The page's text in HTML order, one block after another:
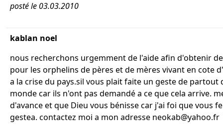
posté le 03.03.2010
kablan noel
nous recherchons urgemment de l'aide afin d'obtenir
pour les orphelins de pères et de mères vivant en cote
a la crise du pays.sil vous plait faite un geste de partout
monde car ils n'ont pas demandé a ce que cela arrive.
d'avance et que Dieu vous bénisse car j'ai foi que vous
gestea. contactez moi a mon adresse neokab@yahoo.fr